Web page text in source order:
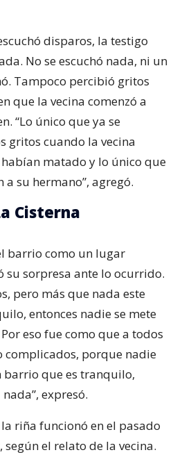
disparos, la testigo
No se escuchó nada, ni un
Tampoco percibió gritos
que la vecina comenzó a
“Lo único que ya se
gritos cuando la vecina
matado y lo único que
su hermano”, agregó.
Cisterna
barrio como un lugar
sorpresa ante lo ocurrido.
pero más que nada este
entonces nadie se mete
eso fue como que a todos
complicados, porque nadie
barrio que es tranquilo,
expresó.
riña funcionó en el pasado
el relato de la vecina.